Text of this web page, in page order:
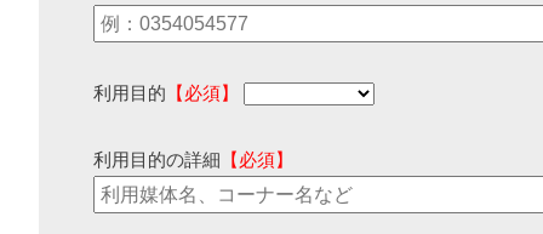
利用目的 【必須】
利用目的の詳細 【必須】